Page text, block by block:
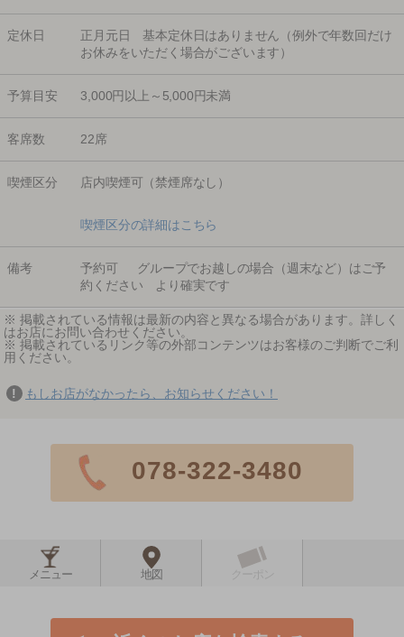
定休日
正月元日 基本定休日はありません（例外で年数回だけ
お休みをいただく場合がございます）
予算目安 3,000円以上～5,000円未満
客席数 22席
喫煙区分 店内喫煙可（禁煙席なし）
喫煙区分の詳細はこちら
備考
予約可 グループでお越しの場合（週末など）はご予
約ください より確実です
※ 掲載されている情報は最新の内容と異なる場合があります。詳しく
はお店にお問い合わせください。
※ 掲載されているリンク等の外部コンテンツはお客様のご判断でご利
用ください。
もしお店がなかったら、お知らせください！
078-322-3480
メニュー 地図